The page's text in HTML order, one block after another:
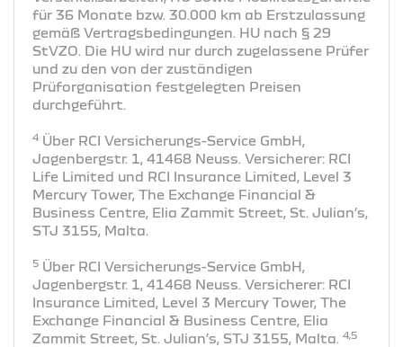
für 36 Monate bzw. 30.000 km ab Erstzulassung
gemäß Vertragsbedingungen. HU nach § 29
StVZO. Die HU wird nur durch zugelassene Prüfer
und zu den von der zuständigen
Prüforganisation festgelegten Preisen
durchgeführt.
4 Über RCI Versicherungs-Service GmbH,
Jagenbergstr. 1, 41468 Neuss. Versicherer: RCI
Life Limited und RCI Insurance Limited, Level 3
Mercury Tower, The Exchange Financial &
Business Centre, Elia Zammit Street, St. Julian’s,
STJ 3155, Malta.
5 Über RCI Versicherungs-Service GmbH,
Jagenbergstr. 1, 41468 Neuss. Versicherer: RCI
Insurance Limited, Level 3 Mercury Tower, The
Exchange Financial & Business Centre, Elia
Zammit Street, St. Julian’s, STJ 3155, Malta.
4,5